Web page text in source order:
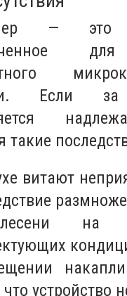
— это
Если
такие
витают
на
устройство